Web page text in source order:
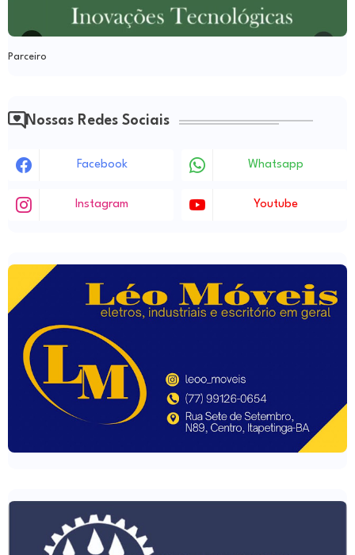
Parceiro
Nossas Redes Sociais
Facebook Whatsapp
Instagram Youtube